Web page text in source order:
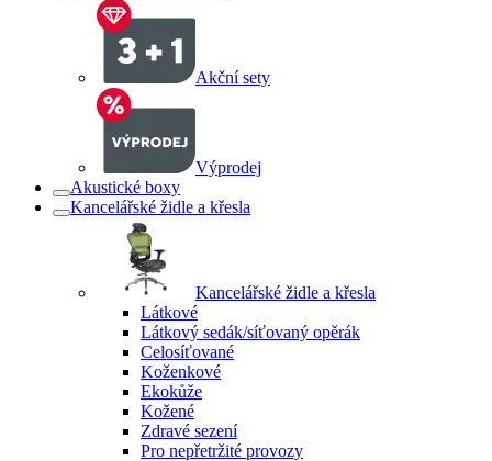
Akční sety
Výprodej
Akustické boxy
Kancelářské židle a křesla
Kancelářské židle a křesla
Látkové
Látkový sedák/síťovaný opěrák
Celosíťované
Koženkové
Ekokůže
Kožené
Zdravé sezení
Pro nepřetržité provozy